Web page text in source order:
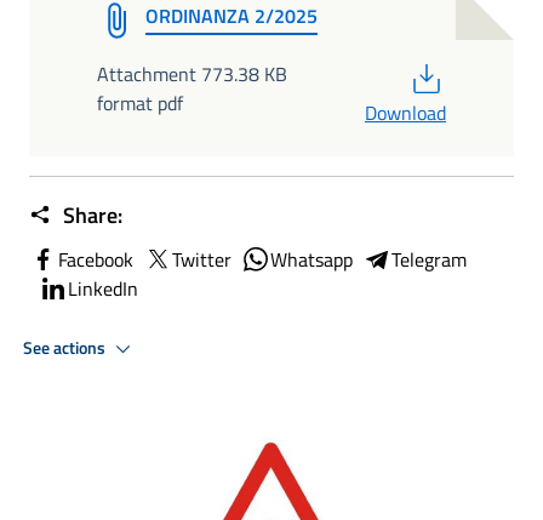
ORDINANZA 2/2025
Attachment 773.38 KB
format pdf
Download
Share:
Facebook Twitter Whatsapp
Telegram
LinkedIn
See actions